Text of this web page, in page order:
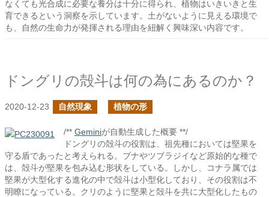
なくても光合成に必要な養分は十分に得られ、植物はいきいきと生
育できるという洞察を示しています。土がないように見える環境で
も、自然の生命力が発揮される理由を紐解く興味深い内容です。
ドングリの殻斗は何の為にあるのか？
2020-12-23 自然現象 植物の形
/** Geminiが自動生成した概要 **/
ドングリの殻斗の役割は、祖先種においては堅果を
守る盾であったと考えられる。ブナやツブラジイなど原始的な種で
は、殻斗が堅果を包み込む形状をしている。しかし、コナラ属では
堅果が大型化する進化の中で殻斗は小型化しており、その役割は不
明瞭になっている。クリのように堅果と殻斗を共に大型化したもの